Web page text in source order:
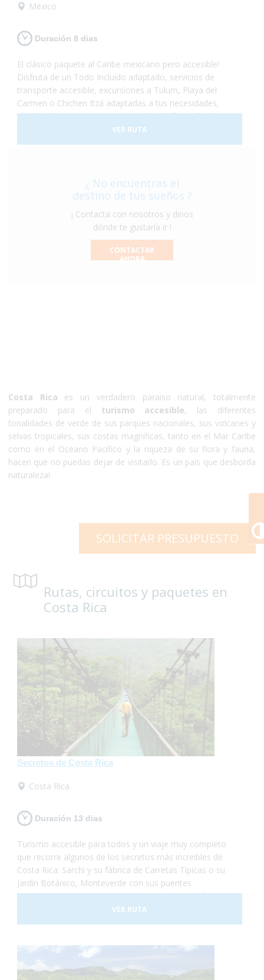
México
Duración 8 dias
El clásico paquete al Caribe mexicano pero accesible!
Disfruta de un Todo Incluído adaptado, servicios de
transporte accesible, excursiones a Tulum, Playa del
Carmen o Chichen Itzá adaptadas a tus necesidades,
alquiler de equipamientos para poder disfrutar de la
playa sin sobresaltos. No te lo pierdas!
VER RUTA
¿ No encuentras el
destino de tus sueños ?
¡ Contacta con nosotros y dinos
dónde te gustaría ir !
CONTACTAR
AHORA
Costa Rica es un verdadero paraiso natural, totalmente
preparado para el turismo accesible, las diferentes
tonalidades de verde de sus parques nacionales, sus volcanes y
selvas tropicales, sus costas magníficas, tanto en el Mar Caribe
como en el Océano Pacífico y la riqueza de su flora y fauna,
hacen que no puedas dejar de visitarlo. Es un país que desborda
naturaleza!
SOLICITAR PRESUPUESTO
Rutas, circuitos y paquetes en
Costa Rica
Secretos de Costa Rica
Costa Rica
Duración 13 dias
Turismo accesible para todos y un viaje muy completo
que recorre algunos de los secretos más increibles de
Costa Rica: Sarchi y su fábrica de Carretas Típicas o su
Jardín Botánico, Monteverde con sus puentes
colgantes y lugar de residencia del Quetzal, el Volcan
Arenal y sus aguas termales, Sarapiqui con su
naturaleza y el tour del chocolate para terminar
caribeña.
VER RUTA